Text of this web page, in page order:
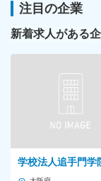
注目の企業
新着求人がある
学校法人追手門学